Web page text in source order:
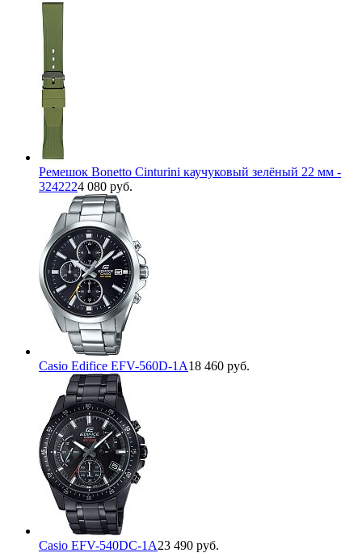
Ремешок Bonetto Cinturini каучуковый зелёный 22 мм -
3242224 080 руб.
Casio Edifice EFV-560D-1A18 460 руб.
Casio EFV-540DC-1A23 490 руб.